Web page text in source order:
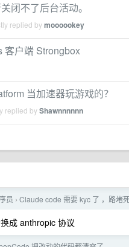
闭不了后台活动。
replied bymoooookey
客户端 Strongbox
当加速器玩游戏的？
replied byShawnnnnnn
员 › Claude code 需要 kyc 了 ，路堵死
成 anthropic 协议